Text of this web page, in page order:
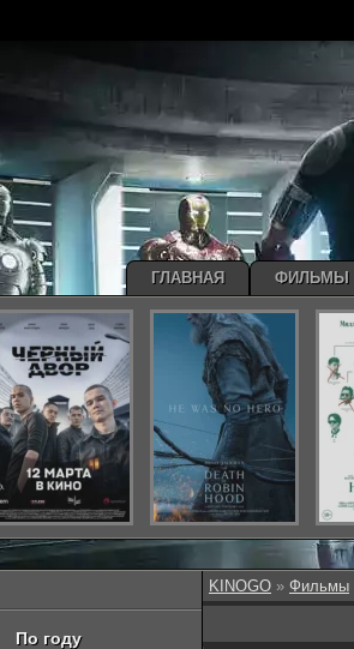
KINOGO » Фильмы
По году
ГЛАВНАЯ ФИЛЬМЫ